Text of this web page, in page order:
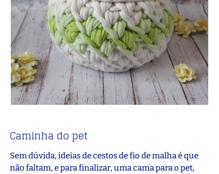
Caminha do pet
Sem dúvida, ideias de cestos de fio de malha é que
não faltam, e para finalizar, uma cama para o pet,